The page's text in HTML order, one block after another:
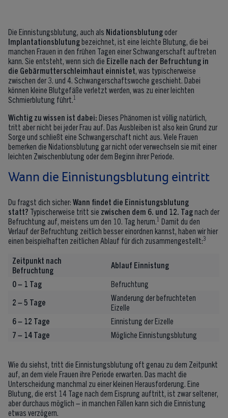
Die Einnistungsblutung, auch als Nidationsblutungoder
Implantationsblutungbezeichnet, ist eine leichte Blutung, die bei
manchen Frauen in den frühen Tagen einer Schwangerschaft auftreten
kann. Sie entsteht, wenn sich die Eizelle nach der Befruchtung in
die Gebärmutterschleimhaut einnistet , was typischerweise
zwischen der 3. und 4. Schwangerschaftswoche geschieht. Dabei
können kleine Blutgefäße verletzt werden, was zu einer leichten
Schmierblutung führt. 1
Wichtig zu wissen ist dabei: Dieses Phänomen ist völlig natürlich,
tritt aber nicht bei jeder Frau auf. Das Ausbleiben ist also kein Grund zur
Sorge und schließt eine Schwangerschaft nicht aus. Viele Frauen
bemerken die Nidationsblutung gar nicht oder verwechseln sie mit einer
leichten Zwischenblutung oder dem Beginn ihrer Periode.
Wann die Einnistungsblutung eintritt
Du fragst dich sicher: Wann findet die Einnistungsblutung
statt? Typischerweise tritt sie zwischen dem 6. und 12. Tagnach der
Befruchtung auf, meistens um den 10. Tag herum. 1 Damit du den
Verlauf der Befruchtung zeitlich besser einordnen kannst, haben wir hier
einen beispielhaften zeitlichen Ablauf für dich zusammengestellt:3
Zeitpunkt nach
Befruchtung
Ablauf Einnistung
0 – 1 Tag
Befruchtung
2 – 5 Tage
Wanderung der befruchteten
Eizelle
6 – 12 Tage
Einnistung der Eizelle
7 – 14 Tage
Mögliche Einnistungsblutung
Wie du siehst, tritt die Einnistungsblutung oft genau zu dem Zeitpunkt
auf, an dem viele Frauen ihre Periode erwarten. Das macht die
Unterscheidung manchmal zu einer kleinen Herausforderung. Eine
Blutung, die erst 14 Tage nach dem Eisprung auftritt, ist zwar seltener,
aber durchaus möglich – in manchen Fällen kann sich die Einnistung
etwas verzögern.